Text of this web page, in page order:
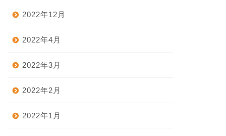
2022年12月
2022年4月
2022年3月
2022年2月
2022年1月